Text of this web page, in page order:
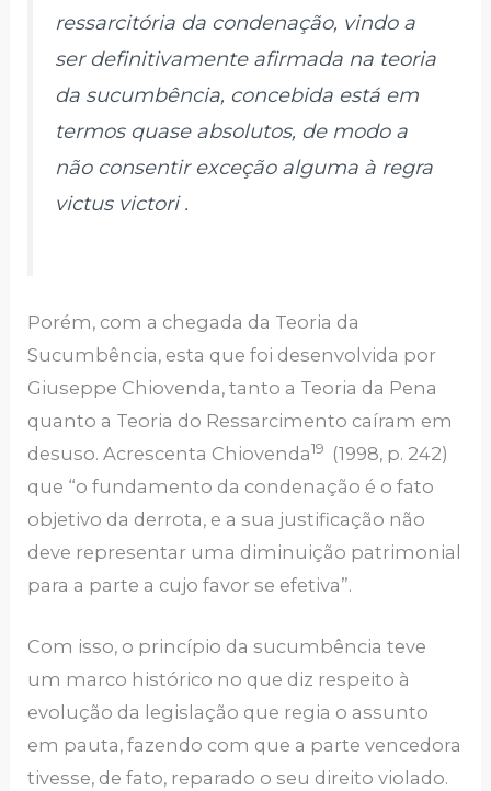
ressarcitória da condenação, vindo a
ser definitivamente afirmada na teoria
da sucumbência, concebida está em
termos quase absolutos, de modo a
não consentir exceção alguma à regra
victus victori .
Porém, com a chegada da Teoria da
Sucumbência, esta que foi desenvolvida por
Giuseppe Chiovenda, tanto a Teoria da Pena
quanto a Teoria do Ressarcimento caíram em
desuso. Acrescenta Chiovenda19
(1998, p. 242)
que “o fundamento da condenação é o fato
objetivo da derrota, e a sua justificação não
deve representar uma diminuição patrimonial
para a parte a cujo favor se efetiva”.
Com isso, o princípio da sucumbência teve
um marco histórico no que diz respeito à
evolução da legislação que regia o assunto
em pauta, fazendo com que a parte vencedora
tivesse, de fato, reparado o seu direito violado.